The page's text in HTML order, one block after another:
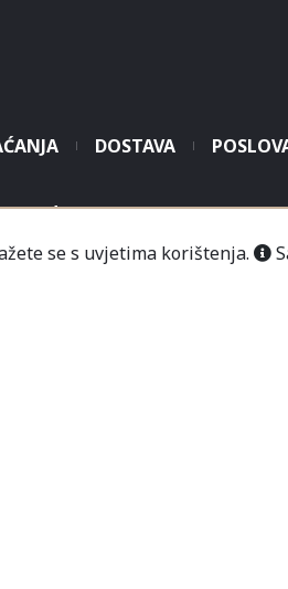
se s uvjetima korištenja.
DOSTAVA
„Mališić“ Čitluk-